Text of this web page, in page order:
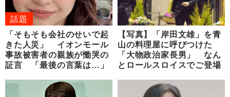
話題
「そもそも会社のせいで起
きた人災」 イオンモール
事故被害者の親族が慟哭の
証言 「最後の言葉は…」
【写真】「岸田文雄」を青
山の料理屋に呼びつけた
「大物政治家長男」 なん
とロールスロイスでご登場